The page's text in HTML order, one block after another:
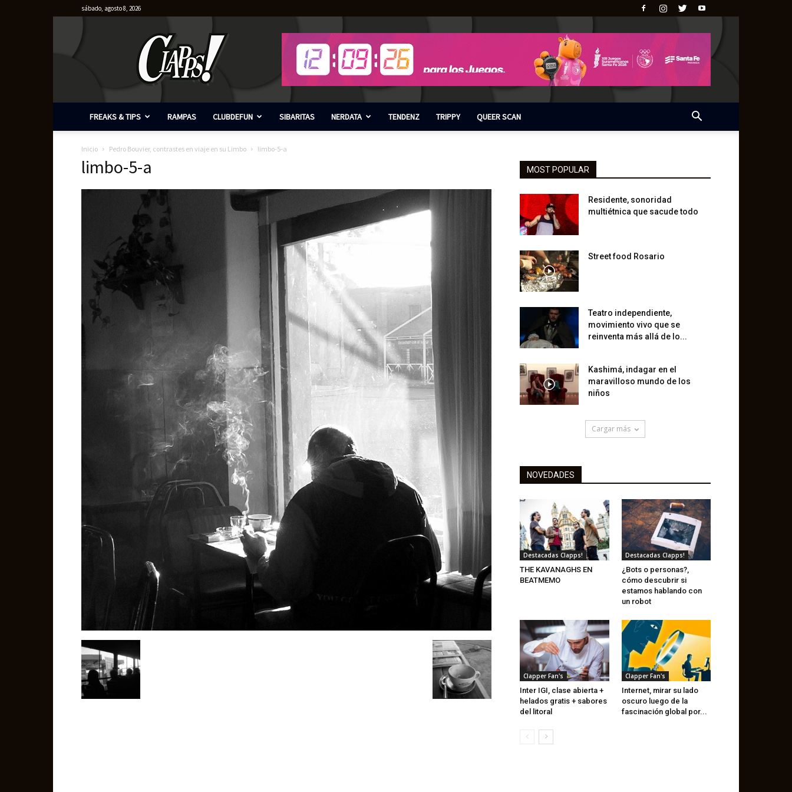
sábado, agosto 8, 2026
FREAKS & TIPS RAMPAS CLUBDEFUN SIBARITAS NERDATA TENDENZ TRIPPY QUEER SCAN
Inicio Pedro Bouvier, contrastes en viaje en su Limbo limbo-5-a
limbo-5-a MOST POPULAR
Residente, sonoridad
multiétnica que sacude todo
Street food Rosario
Teatro independiente,
movimiento vivo que se
reinventa más allá de lo...
Kashimá, indagar en el
maravilloso mundo de los
niños
Cargar más
NOVEDADES
Destacadas Clapps!
THE KAVANAGHS EN
BEATMEMO
Destacadas Clapps!
¿Bots o personas?,
cómo descubrir si
estamos hablando con
un robot
Clapper Fan's
Inter IGI, clase abierta +
helados gratis + sabores
del litoral
Clapper Fan's
Internet, mirar su lado
oscuro luego de la
fascinación global por...